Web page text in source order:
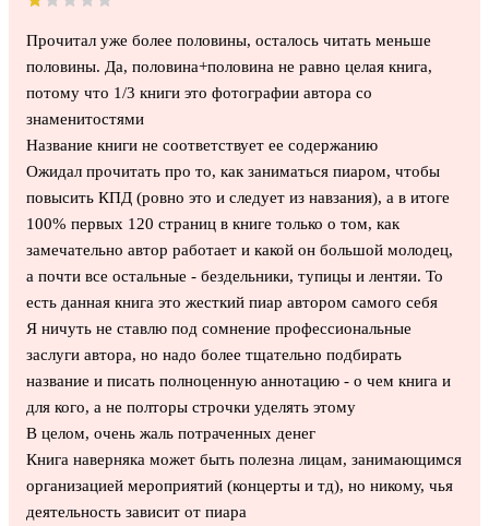
Прочитал уже более половины, осталось читать меньше
половины. Да, половина+половина не равно целая книга,
потому что 1/3 книги это фотографии автора со
знаменитостями
Название книги не соответствует ее содержанию
Ожидал прочитать про то, как заниматься пиаром, чтобы
повысить КПД (ровно это и следует из навзания), а в итоге
100% первых 120 страниц в книге только о том, как
замечательно автор работает и какой он большой молодец,
а почти все остальные - бездельники, тупицы и лентяи. То
есть данная книга это жесткий пиар автором самого себя
Я ничуть не ставлю под сомнение профессиональные
заслуги автора, но надо более тщательно подбирать
название и писать полноценную аннотацию - о чем книга и
для кого, а не полторы строчки уделять этому
В целом, очень жаль потраченных денег
Книга наверняка может быть полезна лицам, занимающимся
организацией мероприятий (концерты и тд), но никому, чья
деятельность зависит от пиара